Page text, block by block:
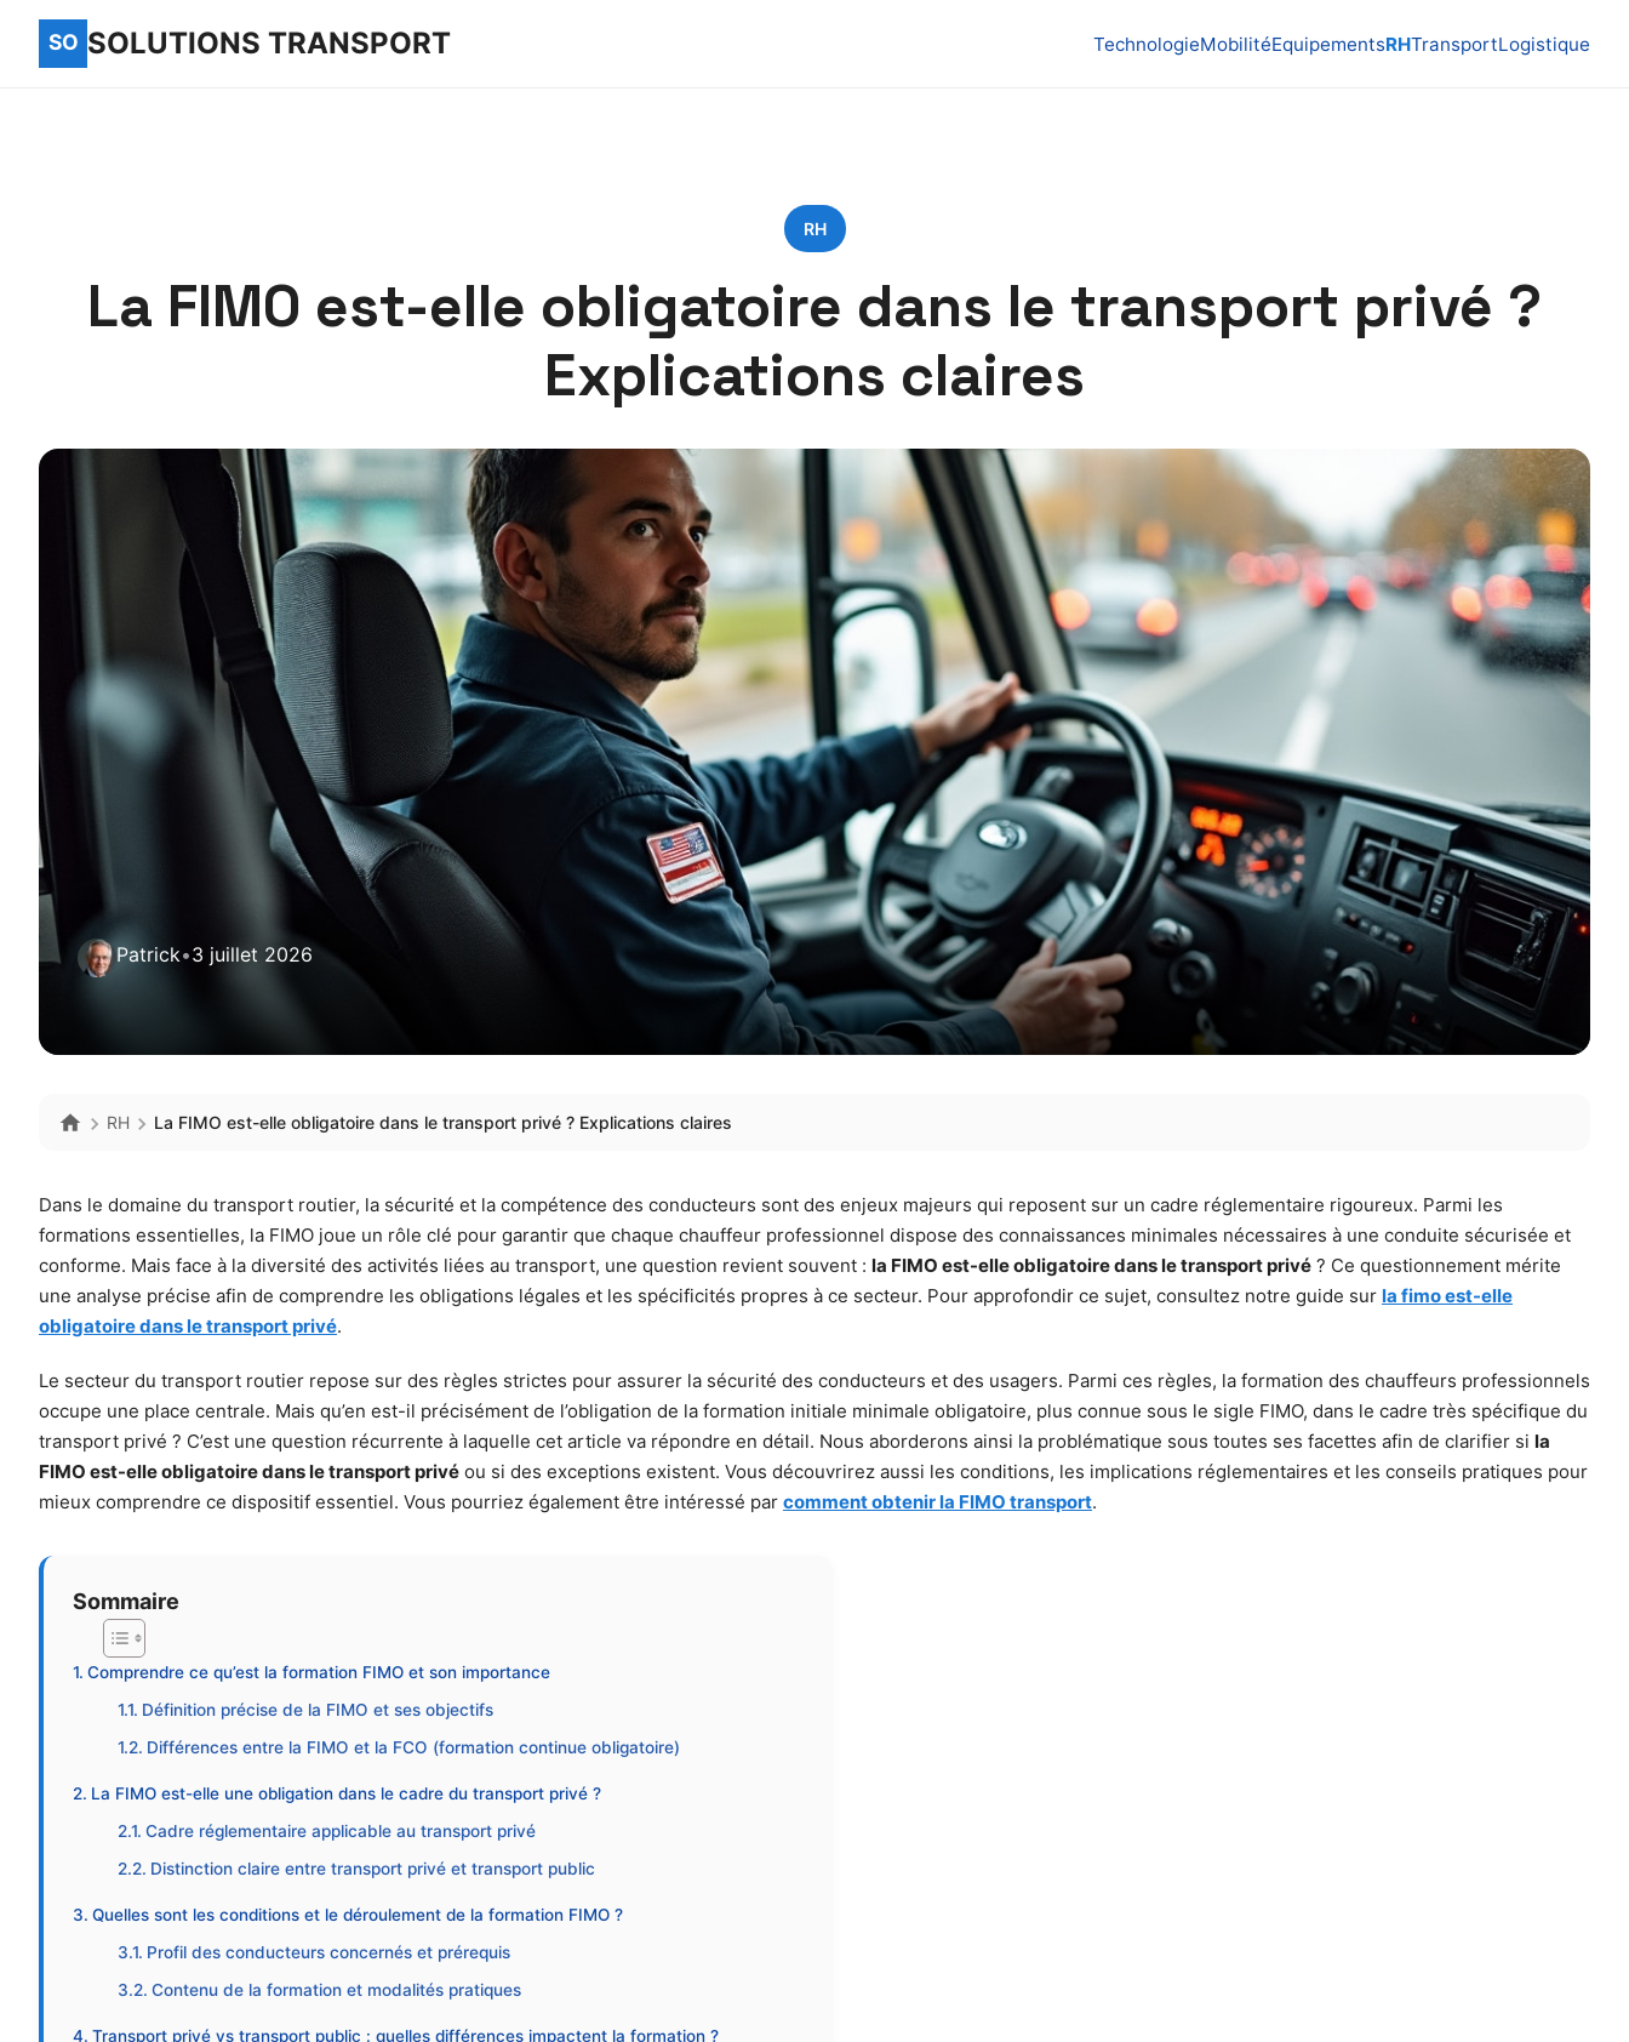
SOLUTIONS TRANSPORT TechnologieMobilitéEquipementsRHTransportLogistique
RH
La FIMO est-elle obligatoire dans le transport privé ?
Explications claires
Patrick•3 juillet 2026
RH La FIMO est-elle obligatoire dans le transport privé ? Explications claires
Dans le domaine du transport routier, la sécurité et la compétence des conducteurs sont des enjeux majeurs qui reposent sur un cadre réglementaire rigoureux. Parmi les
formations essentielles, la FIMO joue un rôle clé pour garantir que chaque chauffeur professionnel dispose des connaissances minimales nécessaires à une conduite sécurisée et
conforme. Mais face à la diversité des activités liées au transport, une question revient souvent : la FIMO est-elle obligatoire dans le transport privé ? Ce questionnement mérite
une analyse précise afin de comprendre les obligations légales et les spécificités propres à ce secteur. Pour approfondir ce sujet, consultez notre guide sur la fimo est-elle
obligatoire dans le transport privé.
Le secteur du transport routier repose sur des règles strictes pour assurer la sécurité des conducteurs et des usagers. Parmi ces règles, la formation des chauffeurs professionnels
occupe une place centrale. Mais qu’en est-il précisément de l’obligation de la formation initiale minimale obligatoire, plus connue sous le sigle FIMO, dans le cadre très spécifique du
transport privé ? C’est une question récurrente à laquelle cet article va répondre en détail. Nous aborderons ainsi la problématique sous toutes ses facettes afin de clarifier si la
FIMO est-elle obligatoire dans le transport privé ou si des exceptions existent. Vous découvrirez aussi les conditions, les implications réglementaires et les conseils pratiques pour
mieux comprendre ce dispositif essentiel. Vous pourriez également être intéressé par comment obtenir la FIMO transport.
Sommaire
Comprendre ce qu’est la formation FIMO et son importance
Définition précise de la FIMO et ses objectifs
Différences entre la FIMO et la FCO (formation continue obligatoire)
La FIMO est-elle une obligation dans le cadre du transport privé ?
Cadre réglementaire applicable au transport privé
Distinction claire entre transport privé et transport public
Quelles sont les conditions et le déroulement de la formation FIMO ?
Profil des conducteurs concernés et prérequis
Contenu de la formation et modalités pratiques
Transport privé vs transport public : quelles différences impactent la formation ?